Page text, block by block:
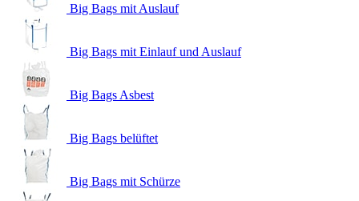
Big Bags mit Auslauf
Big Bags mit Einlauf und Auslauf
Big Bags Asbest
Big Bags belüftet
Big Bags mit Schürze